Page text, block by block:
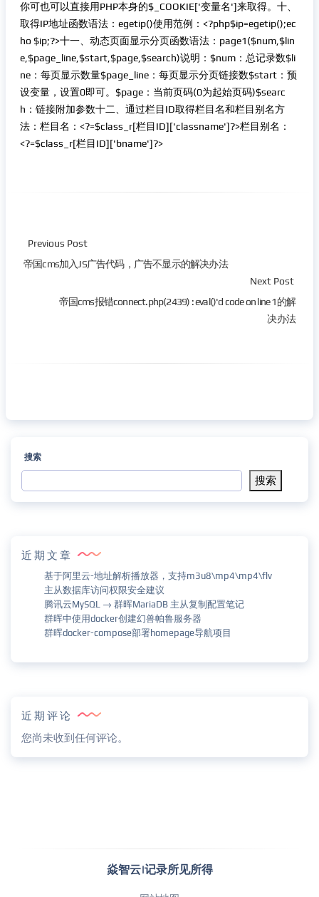
你可也可以直接用PHP本身的$_COOKIE['变量名']来取得。十、
取得IP地址函数语法：egetip()使用范例：<?php$ip=egetip();ec
ho $ip;?>十一、动态页面显示分页函数语法：page1($num,$lin
e,$page_line,$start,$page,$search)说明：$num：总记录数$li
ne：每页显示数量$page_line：每页显示分页链接数$start：预
设变量，设置0即可。$page：当前页码(0为起始页码)$searc
h：链接附加参数十二、通过栏目ID取得栏目名和栏目别名方
法：栏目名：<?=$class_r[栏目ID]['classname']?>栏目别名：
<?=$class_r[栏目ID]['bname']?>
Previous Post
帝国cms加入JS广告代码，广告不显示的解决办法
Next Post
帝国cms报错connect.php(2439) : eval()'d code on line 1的解
决办法
搜索
搜索
近期文章
基于阿里云-地址解析播放器，支持m3u8\mp4\mp4\flv
主从数据库访问权限安全建议
腾讯云MySQL → 群晖MariaDB 主从复制配置笔记
群晖中使用docker创建幻兽帕鲁服务器
群晖docker-compose部署homepage导航项目
近期评论
您尚未收到任何评论。
焱智云|记录所见所得